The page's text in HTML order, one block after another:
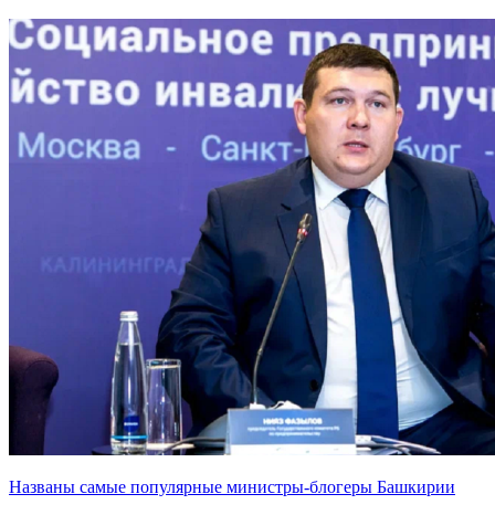
Названы самые популярные министры-блогеры Башкирии